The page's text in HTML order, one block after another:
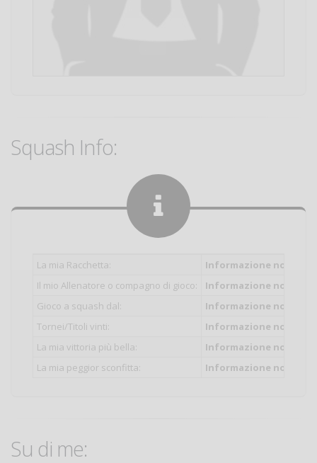
Squash Info:
La mia Racchetta:
Informazione non
Il mio Allenatore o compagno di gioco:
Informazione non
Gioco a squash dal:
Informazione non
Tornei/Titoli vinti:
Informazione non
La mia vittoria più bella:
Informazione non
La mia peggior sconfitta:
Informazione non
Su di me: